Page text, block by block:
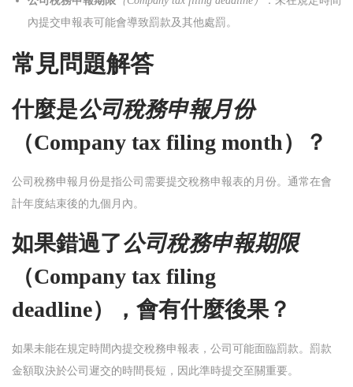
內提交申報表可能會導致罰款及其他處罰。
常見問題解答
什麼是公司稅務申報月份
（Company tax filing month）？
公司稅務申報月份是指公司需要提交稅務申報表的月份。通常在會
計年度結束後的九個月內。
如果錯過了公司稅務申報期限
（Company tax filing
deadline），會有什麼後果？
如果未能在規定時間內提交稅務申報表，公司可能面臨罰款。罰款
金額取決於公司遲交的時間長短，因此準時提交至關重要。